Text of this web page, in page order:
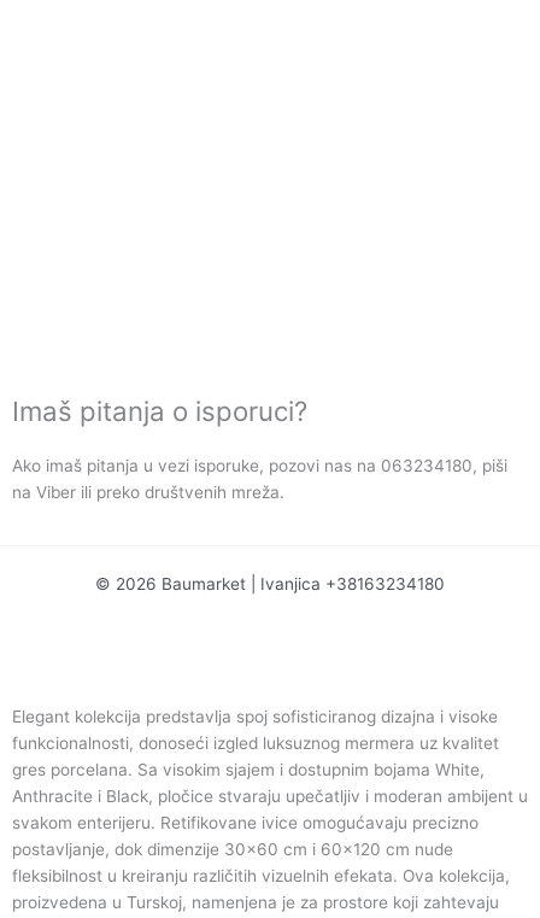
Imaš pitanja o isporuci?
Ako imaš pitanja u vezi isporuke, pozovi nas na 063234180, piši
na Viber ili preko društvenih mreža.
© 2026 Baumarket | Ivanjica +38163234180
Elegant kolekcija predstavlja spoj sofisticiranog dizajna i visoke
funkcionalnosti, donoseći izgled luksuznog mermera uz kvalitet
gres porcelana. Sa visokim sjajem i dostupnim bojama White,
Anthracite i Black, pločice stvaraju upečatljiv i moderan ambijent u
svakom enterijeru. Retifikovane ivice omogućavaju precizno
postavljanje, dok dimenzije 30×60 cm i 60×120 cm nude
fleksibilnost u kreiranju različitih vizuelnih efekata. Ova kolekcija,
proizvedena u Turskoj, namenjena je za prostore koji zahtevaju